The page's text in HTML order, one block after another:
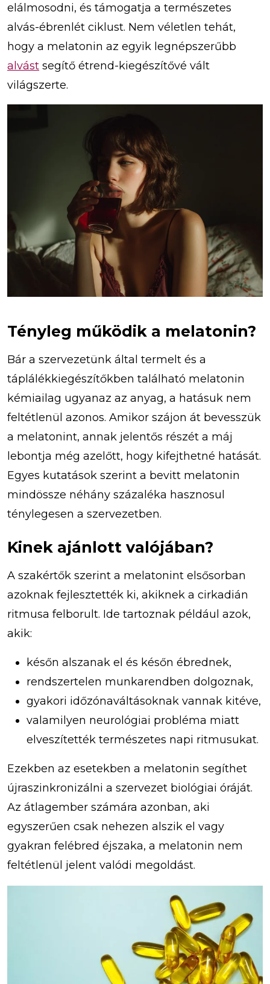
elálmosodni, és támogatja a természetes
alvás-ébrenlét ciklust. Nem véletlen tehát,
hogy a melatonin az egyik legnépszerűbb
alvást segítő étrend-kiegészítővé vált
világszerte.
Tényleg működik a melatonin?
Bár a szervezetünk által termelt és a
táplálékkiegészítőkben található melatonin
kémiailag ugyanaz az anyag, a hatásuk nem
feltétlenül azonos. Amikor szájon át bevesszük
a melatonint, annak jelentős részét a máj
lebontja még azelőtt, hogy kifejthetné hatását.
Egyes kutatások szerint a bevitt melatonin
mindössze néhány százaléka hasznosul
ténylegesen a szervezetben.
Kinek ajánlott valójában?
A szakértők szerint a melatonint elsősorban
azoknak fejlesztették ki, akiknek a cirkadián
ritmusa felborult. Ide tartoznak például azok,
akik:
későn alszanak el és későn ébrednek,
rendszertelen munkarendben dolgoznak,
gyakori időzónaváltásoknak vannak kitéve,
valamilyen neurológiai probléma miatt
elveszítették természetes napi ritmusukat.
Ezekben az esetekben a melatonin segíthet
újraszinkronizálni a szervezet biológiai óráját.
Az átlagember számára azonban, aki
egyszerűen csak nehezen alszik el vagy
gyakran felébred éjszaka, a melatonin nem
feltétlenül jelent valódi megoldást.